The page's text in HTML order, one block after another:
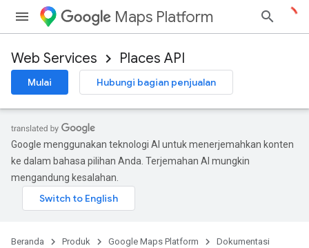
Maps Platform
Web Services Places API
Mulai Hubungi bagian penjualan
Google menggunakan teknologi AI untuk menerjemahkan konten
ke dalam bahasa pilihan Anda. Terjemahan AI mungkin
mengandung kesalahan.
Beranda Produk Google Maps Platform
Dokumentasi